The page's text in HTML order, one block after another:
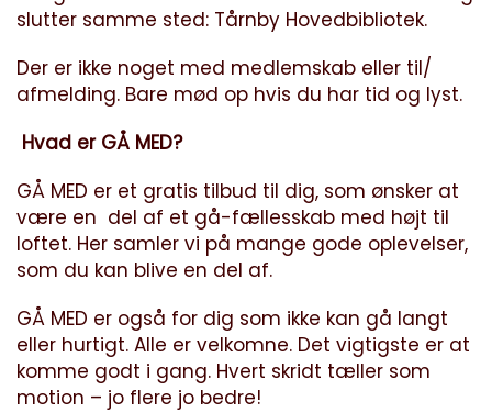
slutter samme sted: Tårnby Hovedbibliotek.
Der er ikke noget med medlemskab eller til/
afmelding. Bare mød op hvis du har tid og lyst.
Hvad er GÅ MED?
GÅ MED er et gratis tilbud til dig, som ønsker at
være en del af et gå-fællesskab med højt til
loftet. Her samler vi på mange gode oplevelser,
som du kan blive en del af.
GÅ MED er også for dig som ikke kan gå langt
eller hurtigt. Alle er velkomne. Det vigtigste er at
komme godt i gang. Hvert skridt tæller som
motion – jo flere jo bedre!